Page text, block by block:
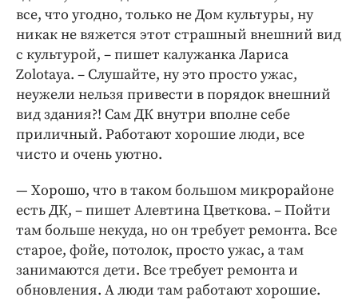
все, что угодно, только не Дом культуры, ну
никак не вяжется этот страшный внешний вид
с культурой, – пишет калужанка Лариса
Zolotaya. – Слушайте, ну это просто ужас,
неужели нельзя привести в порядок внешний
вид здания?! Сам ДК внутри вполне себе
приличный. Работают хорошие люди, все
чисто и очень уютно.
— Хорошо, что в таком большом микрорайоне
есть ДК, – пишет Алевтина Цветкова. – Пойти
там больше некуда, но он требует ремонта. Все
старое, фойе, потолок, просто ужас, а там
занимаются дети. Все требует ремонта и
обновления. А люди там работают хорошие.